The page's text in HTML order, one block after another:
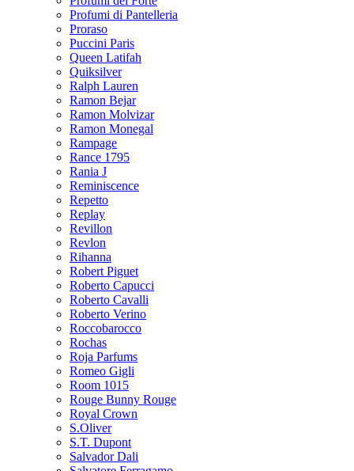
Profumi di Pantelleria
Proraso
Puccini Paris
Queen Latifah
Quiksilver
Ralph Lauren
Ramon Bejar
Ramon Molvizar
Ramon Monegal
Rampage
Rance 1795
Rania J
Reminiscence
Repetto
Replay
Revillon
Revlon
Rihanna
Robert Piguet
Roberto Capucci
Roberto Cavalli
Roberto Verino
Roccobarocco
Rochas
Roja Parfums
Romeo Gigli
Room 1015
Rouge Bunny Rouge
Royal Crown
S.Oliver
S.T. Dupont
Salvador Dali